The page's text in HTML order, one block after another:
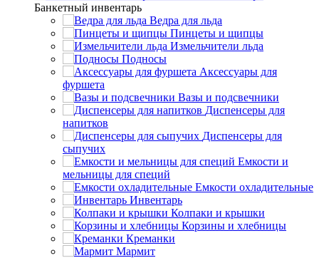
Банкетный инвентарь
Ведра для льда
Пинцеты и щипцы
Измельчители льда
Подносы
Аксессуары для
фуршета
Вазы и подсвечники
Диспенсеры для
напитков
Диспенсеры для
сыпучих
Емкости и
мельницы для специй
Емкости охладительные
Инвентарь
Колпаки и крышки
Корзины и хлебницы
Креманки
Мармит